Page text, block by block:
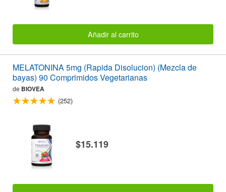
Añadir al carrito
MELATONINA 5mg (Rapida Disolucion) (Mezcla de
bayas) 90 Comprimidos Vegetarianas
de BIOVEA
(252)
$15.119